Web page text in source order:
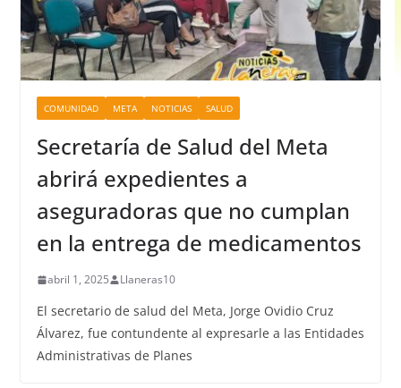
COMUNIDAD META NOTICIAS SALUD
Secretaría de Salud del Meta
abrirá expedientes a
aseguradoras que no cumplan
en la entrega de medicamentos
abril 1, 2025 Llaneras10
El secretario de salud del Meta, Jorge Ovidio Cruz
Álvarez, fue contundente al expresarle a las Entidades
Administrativas de Planes